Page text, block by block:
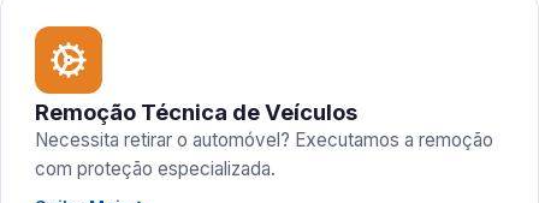
Remoção Técnica de Veículos
Necessita retirar o automóvel? Executamos a remoção
com proteção especializada.